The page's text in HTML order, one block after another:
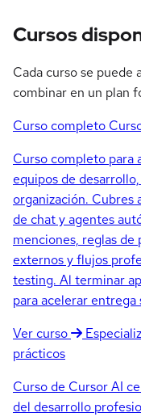
Cursos
Cada curso se
combinar en un plan
Curso completo
Curso completo para
equipos de
organización.
de chat y agentes
menciones, reglas
externos y flujos
testing. Al terminar
para acelerar
Ver curso
prácticos
Curso de Cursor AI
del desarrollo